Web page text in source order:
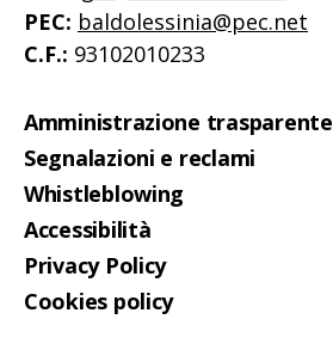
PEC: baldolessinia@pec.net
C.F.: 93102010233
Amministrazione trasparente
Segnalazioni e reclami
Whistleblowing
Accessibilità
Privacy Policy
Cookies policy